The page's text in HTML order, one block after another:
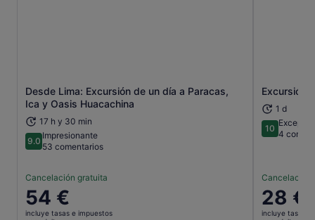
Desde Lima: Excursión de un día a Paracas,
Ica y Oasis Huacachina
17 h y 30 min
9.09.0 sobre 10
Impresionante
53 comentarios
Cancelación gratuita
El
precio
54 €
incluye tasas e impuestos
Se abre en una pestaña nueva
Excursión
1 d
1010 sobre
4
Cancelación
El
precio
28 €
incluye tasas e